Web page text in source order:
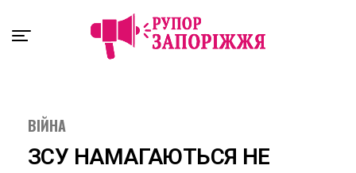
ВІЙНА
ЗСУ НАМАГАЮТЬСЯ НЕ
Exit mobile version